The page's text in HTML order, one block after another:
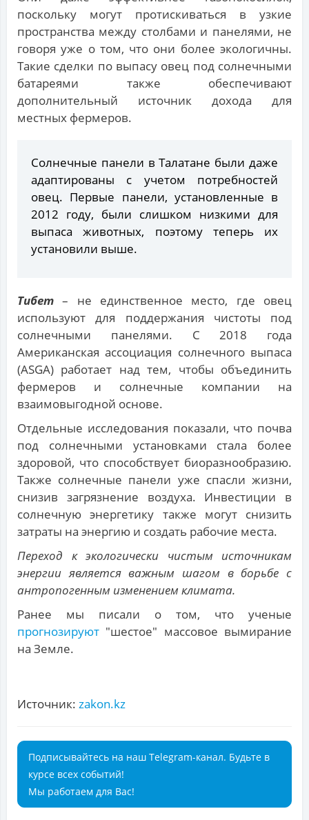
поскольку могут протискиваться в узкие
пространства между столбами и панелями, не
говоря уже о том, что они более экологичны.
Такие сделки по выпасу овец под солнечными
батареями также обеспечивают
дополнительный источник дохода для
местных фермеров.
Солнечные панели в Талатане были даже
адаптированы с учетом потребностей
овец. Первые панели, установленные в
2012 году, были слишком низкими для
выпаса животных, поэтому теперь их
установили выше.
Тибет– не единственное место, где овец
используют для поддержания чистоты под
солнечными панелями. С 2018 года
Американская ассоциация солнечного выпаса
(ASGA) работает над тем, чтобы объединить
фермеров и солнечные компании на
взаимовыгодной основе.
Отдельные исследования показали, что почва
под солнечными установками стала более
здоровой, что способствует биоразнообразию.
Также солнечные панели уже спасли жизни,
снизив загрязнение воздуха. Инвестиции в
солнечную энергетику также могут снизить
затраты на энергию и создать рабочие места.
Переход к экологически чистым источникам
энергии является важным шагом в борьбе с
антропогенным изменением климата.
Ранее мы писали о том, что ученые
прогнозируют "шестое" массовое вымирание
на Земле.
Источник: zakon.kz
Подписывайтесь на наш Telegram-канал. Будьте в
курсе всех событий!
Мы работаем для Вас!